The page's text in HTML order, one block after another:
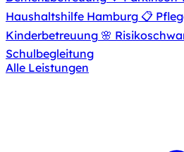
Haushaltshilfe Hamburg 📋
Kinderbetreuung 🌸
Schulbegleitung
Alle Leistungen